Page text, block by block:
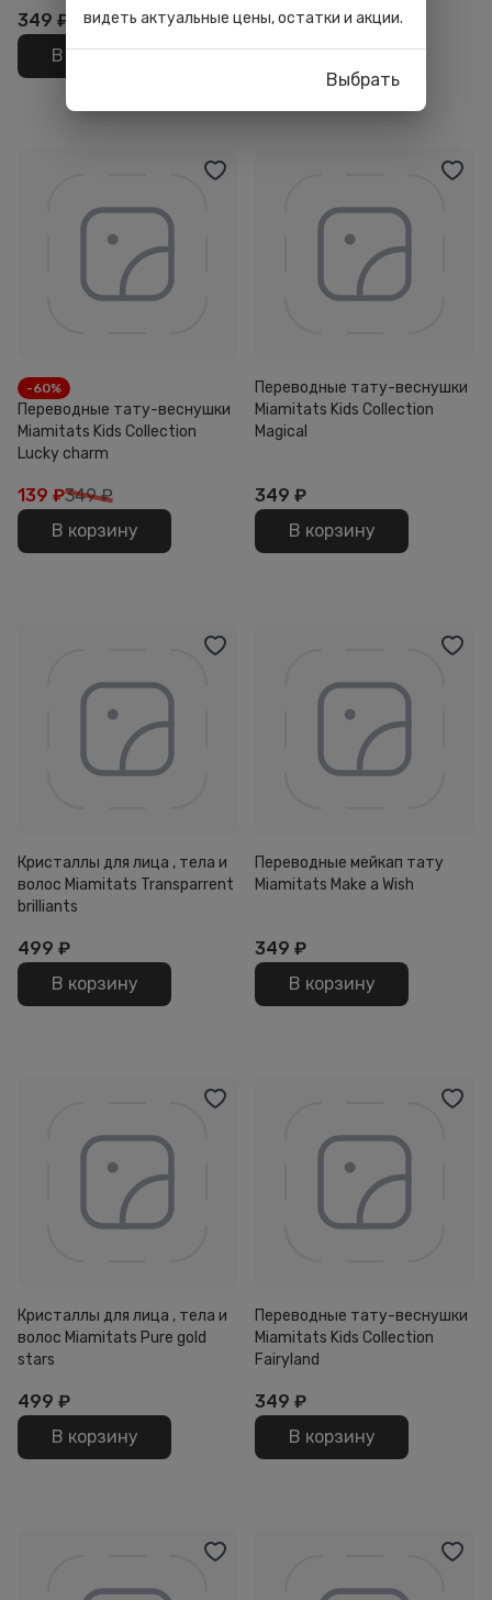
349 ₽
В корзину
349₽
В корзину
-60%
Переводные тату-веснушки
Miamitats Kids Collection
Lucky charm
139 ₽349 ₽
В корзину
Переводные тату-веснушки
Miamitats Kids Collection
Magical
349 ₽
В корзину
Кристаллы для лица , тела и
волос Miamitats Transparrent
brilliants
499 ₽
В корзину
Переводные мейкап тату
Miamitats Make a Wish
349 ₽
В корзину
Кристаллы для лица , тела и
волос Miamitats Pure gold
stars
499 ₽
В корзину
Переводные тату-веснушки
Miamitats Kids Collection
Fairyland
349 ₽
В корзину
видеть актуальные цены, остатки и акции.
Выбрать